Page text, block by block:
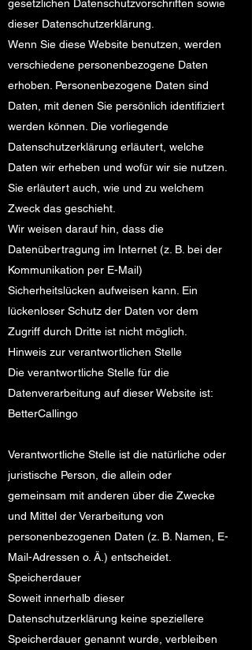
gesetzlichen Datenschutzvorschriften sowie
dieser Datenschutzerklärung.
Wenn Sie diese Website benutzen, werden
verschiedene personenbezogene Daten
erhoben. Personenbezogene Daten sind
Daten, mit denen Sie persönlich identifiziert
werden können. Die vorliegende
Datenschutzerklärung erläutert, welche
Daten wir erheben und wofür wir sie nutzen.
Sie erläutert auch, wie und zu welchem
Zweck das geschieht.
Wir weisen darauf hin, dass die
Datenübertragung im Internet (z. B. bei der
Kommunikation per E-Mail)
Sicherheitslücken aufweisen kann. Ein
lückenloser Schutz der Daten vor dem
Zugriff durch Dritte ist nicht möglich.
Hinweis zur verantwortlichen Stelle
Die verantwortliche Stelle für die
Datenverarbeitung auf dieser Website ist:
BetterCallingo
Verantwortliche Stelle ist die natürliche oder
juristische Person, die allein oder
gemeinsam mit anderen über die Zwecke
und Mittel der Verarbeitung von
personenbezogenen Daten (z. B. Namen, E-
Mail-Adressen o. Ä.) entscheidet.
Speicherdauer
Soweit innerhalb dieser
Datenschutzerklärung keine speziellere
Speicherdauer genannt wurde, verbleiben